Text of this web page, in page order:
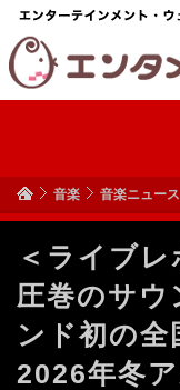
音楽 音楽ニュース
＜ライブレ
圧巻のサウ
ンド初の
2026年冬